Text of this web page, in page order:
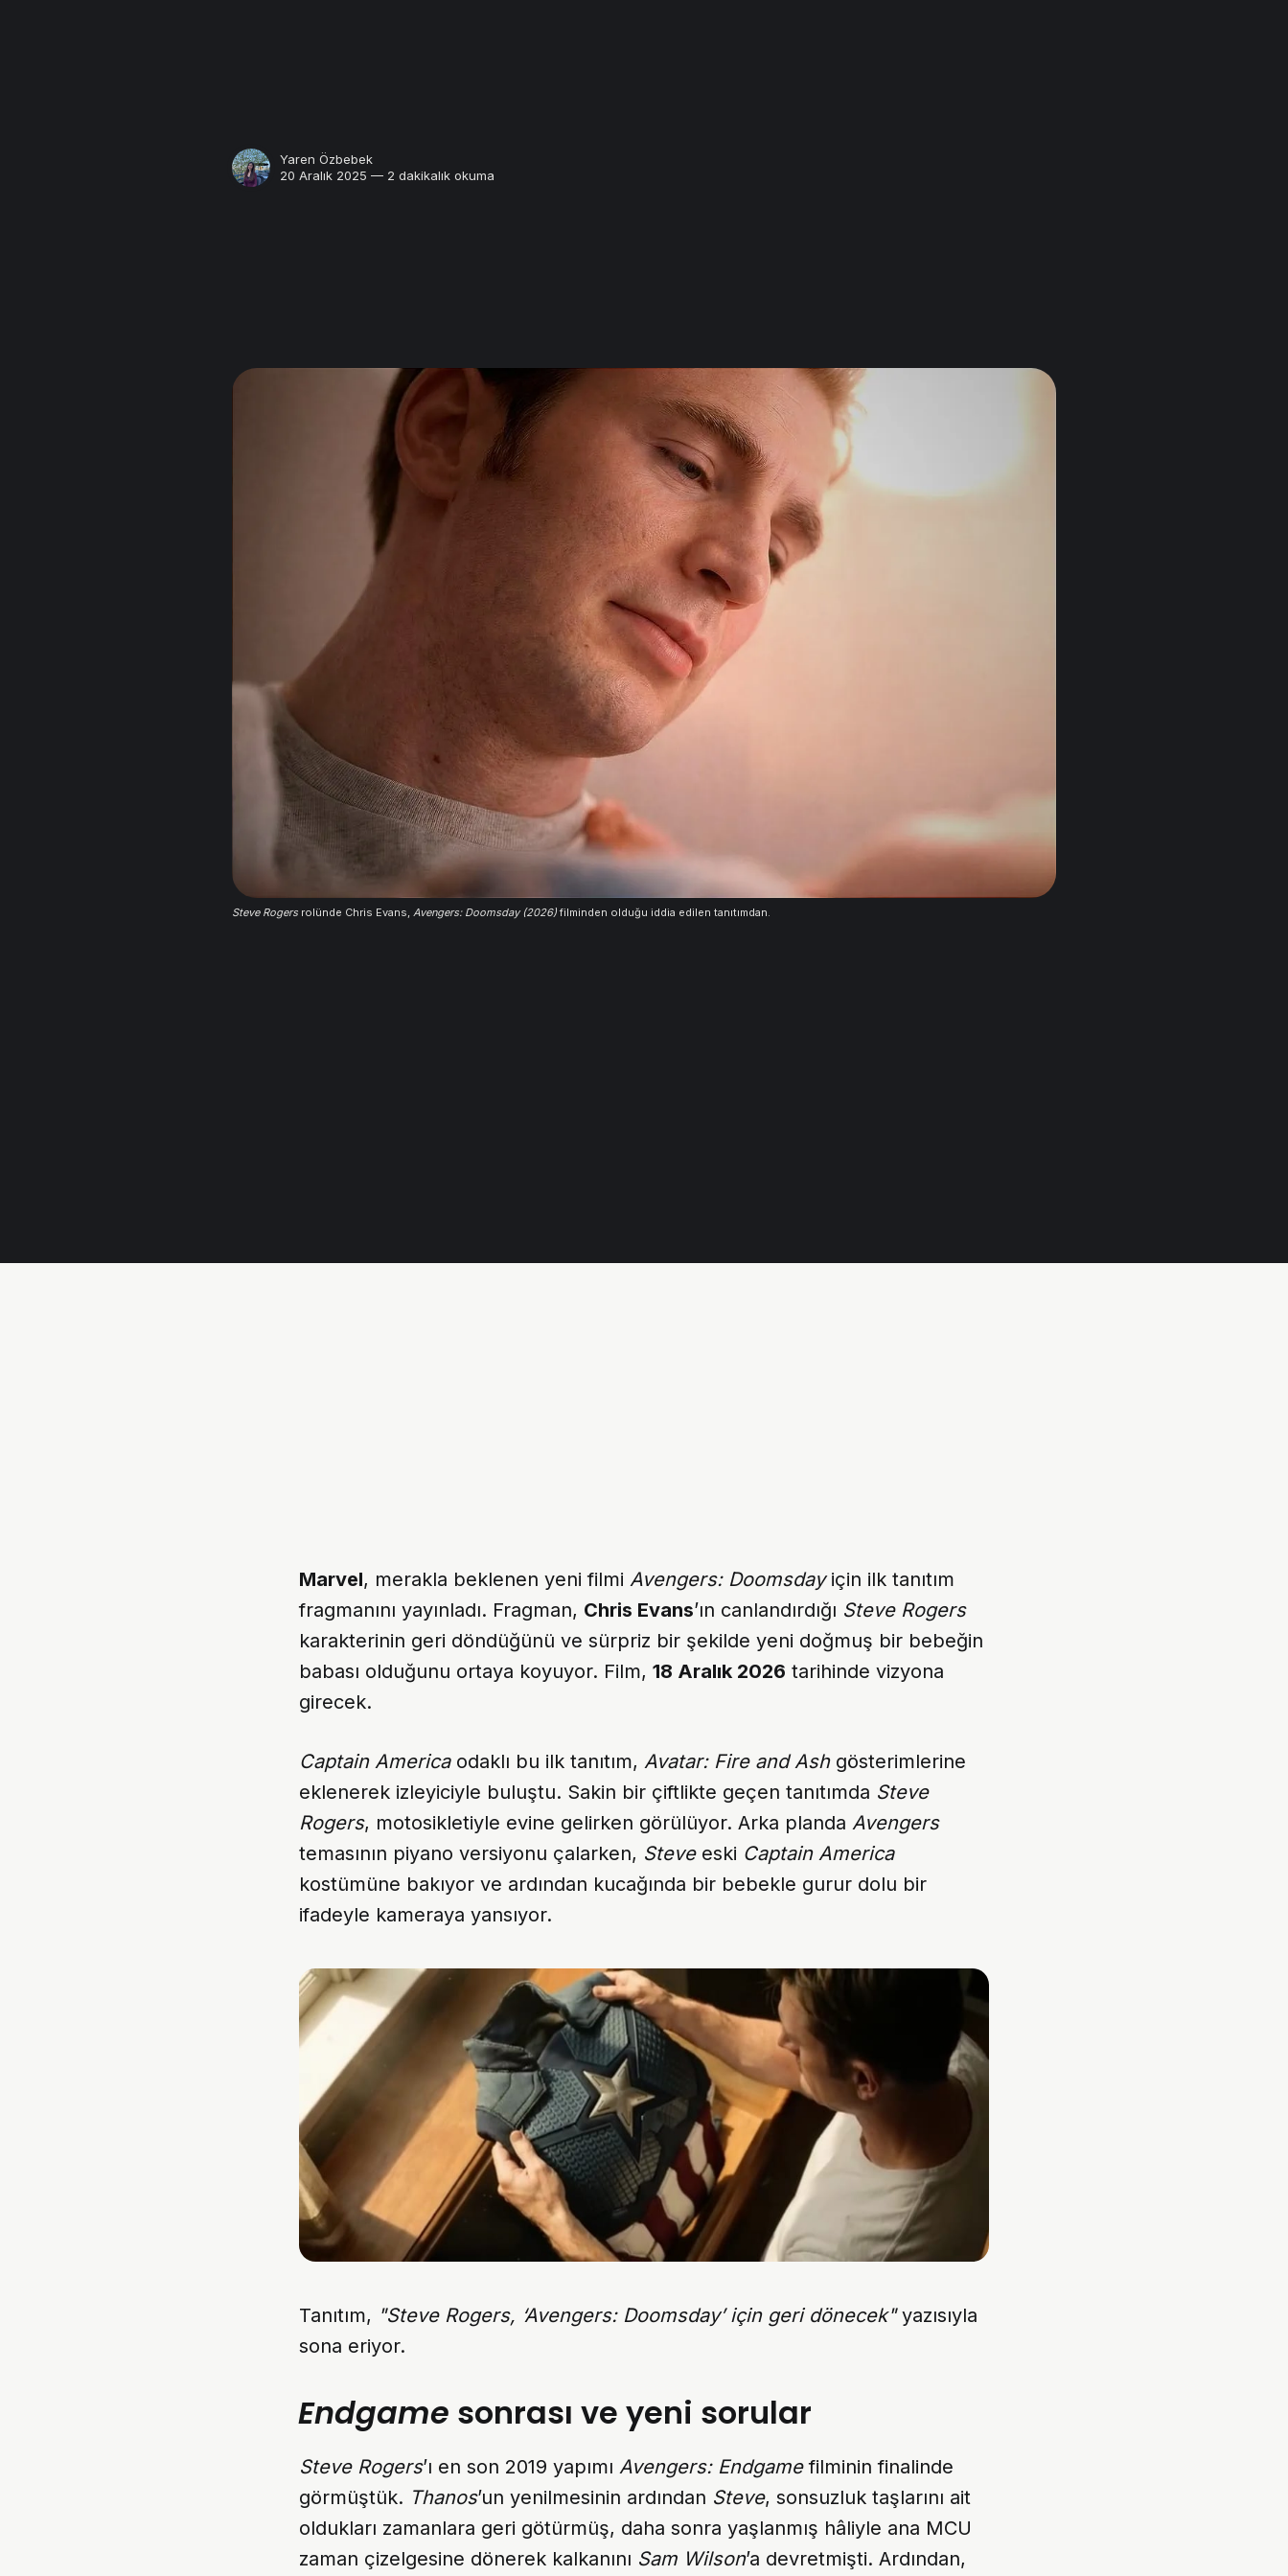
Yaren Özbebek
20 Aralık 2025 — 2 dakikalık okuma
Steve Rogers rolünde Chris Evans, Avengers: Doomsday (2026)filminden olduğu iddia edilen tanıtımdan.
Marvel, merakla beklenen yeni filmi Avengers: Doomsdayiçin ilk tanıtım
fragmanını yayınladı. Fragman, Chris Evans’ın canlandırdığı Steve Rogers
karakterinin geri döndüğünü ve sürpriz bir şekilde yeni doğmuş bir bebeğin
babası olduğunu ortaya koyuyor. Film, 18 Aralık 2026 tarihinde vizyona
girecek.
Captain Americaodaklı bu ilk tanıtım, Avatar: Fire and Ash gösterimlerine
eklenerek izleyiciyle buluştu. Sakin bir çiftlikte geçen tanıtımda Steve
Rogers, motosikletiyle evine gelirken görülüyor. Arka planda Avengers
temasının piyano versiyonu çalarken, Steveeski Captain America
kostümüne bakıyor ve ardından kucağında bir bebekle gurur dolu bir
ifadeyle kameraya yansıyor.
Tanıtım, "Steve Rogers, ‘Avengers: Doomsday’ için geri dönecek"yazısıyla
sona eriyor.
Endgame sonrası ve yeni sorular
Steve Rogers’ı en son 2019 yapımı Avengers: Endgamefilminin finalinde
görmüştük. Thanos’un yenilmesinin ardından Steve, sonsuzluk taşlarını ait
oldukları zamanlara geri götürmüş, daha sonra yaşlanmış hâliyle ana MCU
zaman çizelgesine dönerek kalkanını Sam Wilson’a devretmişti. Ardından,